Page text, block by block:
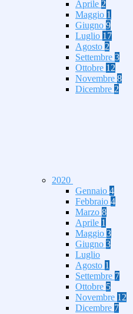
Aprile 2
Maggio 1
Giugno 9
Luglio 17
Agosto 2
Settembre 3
Ottobre 12
Novembre 8
Dicembre 2
2020
Gennaio 4
Febbraio 4
Marzo 8
Aprile 1
Maggio 3
Giugno 3
Luglio
Agosto 1
Settembre 7
Ottobre 5
Novembre 12
Dicembre 7